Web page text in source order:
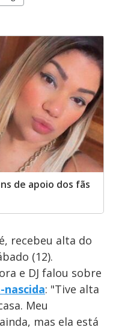
de apoio dos fãs
recebeu alta do
(12).
e DJ falou sobre
: "Tive alta
Meu
mas ela está